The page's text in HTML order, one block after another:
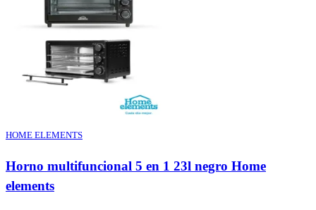
HOME ELEMENTS
Horno multifuncional 5 en 1 23l negro Home
elements